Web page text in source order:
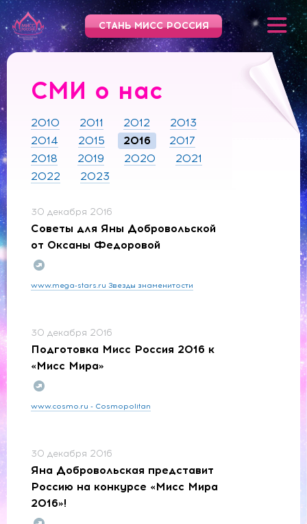
СТАНЬ МИСС РОССИЯ
СМИ о нас
2010 2011 2012
2013
2014
2015 2016
2017
2018
2019 2020
2021
2022
2023
30 декабря 2016
Советы для Яны Добровольской
от Оксаны Федоровой
www.mega-stars.ru Звезды знаменитости
30 декабря 2016
Подготовка Мисс Россия 2016 к
«Мисс Мира»
www.cosmo.ru - Cosmopolitan
30 декабря 2016
Яна Добровольская представит
Россию на конкурсе «Мисс Мира
2016»!